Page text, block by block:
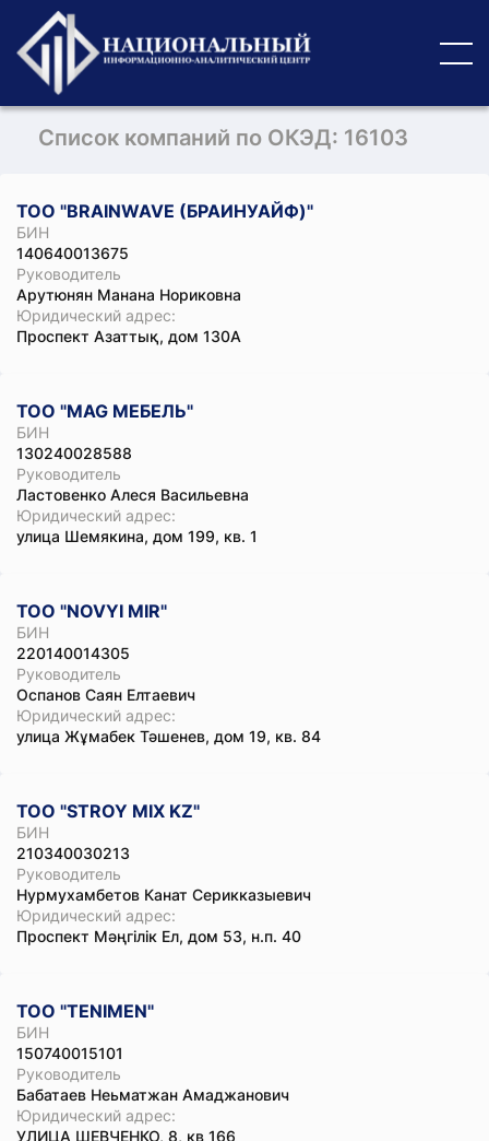
Список компаний по ОКЭД: 16103
ТОО "BRAINWAVE (БРАИНУАЙФ)"
БИН
140640013675
Руководитель
Арутюнян Манана Нориковна
Юридический адрес:
Проспект Азаттық, дом 130А
ТОО "MAG МЕБЕЛЬ"
БИН
130240028588
Руководитель
Ластовенко Алеся Васильевна
Юридический адрес:
улица Шемякина, дом 199, кв. 1
ТОО "NOVYI MIR"
БИН
220140014305
Руководитель
Оспанов Саян Елтаевич
Юридический адрес:
улица Жұмабек Тәшенев, дом 19, кв. 84
ТОО "STROY MIX KZ"
БИН
210340030213
Руководитель
Нурмухамбетов Канат Серикказыевич
Юридический адрес:
Проспект Мәңгілік Ел, дом 53, н.п. 40
ТОО "TENIMEN"
БИН
150740015101
Руководитель
Бабатаев Неьматжан Амаджанович
Юридический адрес:
УЛИЦА ШЕВЧЕНКО, 8, кв 166